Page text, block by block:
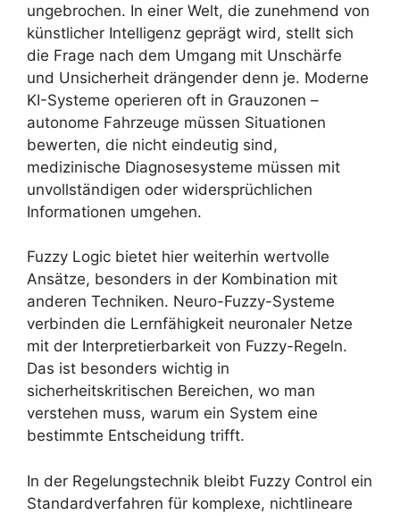
ungebrochen. In einer Welt, die zunehmend von
künstlicher Intelligenz geprägt wird, stellt sich
die Frage nach dem Umgang mit Unschärfe
und Unsicherheit drängender denn je. Moderne
KI-Systeme operieren oft in Grauzonen –
autonome Fahrzeuge müssen Situationen
bewerten, die nicht eindeutig sind,
medizinische Diagnosesysteme müssen mit
unvollständigen oder widersprüchlichen
Informationen umgehen.
Fuzzy Logic bietet hier weiterhin wertvolle
Ansätze, besonders in der Kombination mit
anderen Techniken. Neuro-Fuzzy-Systeme
verbinden die Lernfähigkeit neuronaler Netze
mit der Interpretierbarkeit von Fuzzy-Regeln.
Das ist besonders wichtig in
sicherheitskritischen Bereichen, wo man
verstehen muss, warum ein System eine
bestimmte Entscheidung trifft.
In der Regelungstechnik bleibt Fuzzy Control ein
Standardverfahren für komplexe, nichtlineare